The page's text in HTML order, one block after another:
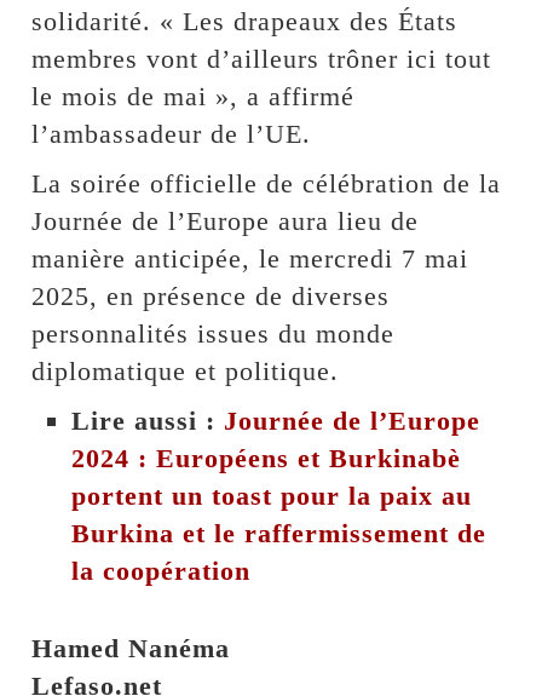
solidarité. « Les drapeaux des États
membres vont d’ailleurs trôner ici tout
le mois de mai », a affirmé
l’ambassadeur de l’UE.
La soirée officielle de célébration de la
Journée de l’Europe aura lieu de
manière anticipée, le mercredi 7 mai
2025, en présence de diverses
personnalités issues du monde
diplomatique et politique.
Lire aussi : Journée de l’Europe
2024 : Européens et Burkinabè
portent un toast pour la paix au
Burkina et le raffermissement de
la coopération
Hamed Nanéma
Lefaso.net